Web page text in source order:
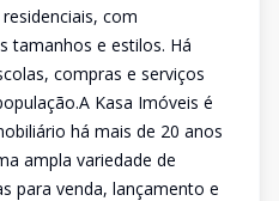
com
tamanhos e estilos. Há
compras e serviços
Kasa Imóveis é
há mais de 20 anos
ampla variedade de
para venda, lançamento e